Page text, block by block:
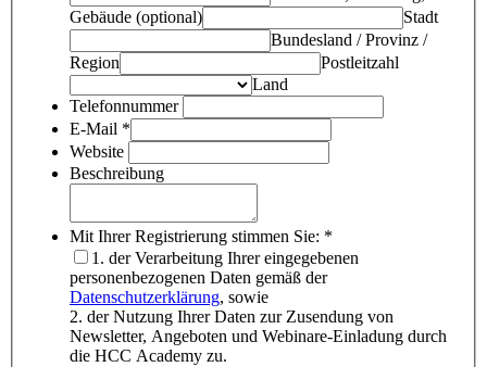
Gebäude (optional)
Stadt
Bundesland / Provinz /
Region
Postleitzahl
Land
Telefonnummer
E-Mail *
Website
Beschreibung
Mit Ihrer Registrierung stimmen Sie: *
1. der Verarbeitung Ihrer eingegebenen
personenbezogenen Daten gemäß der
Datenschutzerklärung, sowie
2. der Nutzung Ihrer Daten zur Zusendung von
Newsletter, Angeboten und Webinare-Einladung durch
die HCC Academy zu.